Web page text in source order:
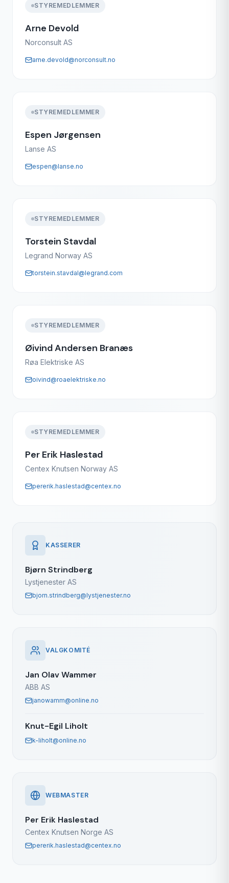
STYREMEDLEMMER
Arne Devold
Norconsult AS
arne.devold@norconsult.no
STYREMEDLEMMER
Espen Jørgensen
Lanse AS
espen@lanse.no
STYREMEDLEMMER
Torstein Stavdal
Legrand Norway AS
torstein.stavdal@legrand.com
STYREMEDLEMMER
Øivind Andersen Branæs
Røa Elektriske AS
oivind@roaelektriske.no
STYREMEDLEMMER
Per Erik Haslestad
Centex Knutsen Norway AS
pererik.haslestad@centex.no
KASSERER
Bjørn Strindberg
Lystjenester AS
bjorn.strindberg@lystjenester.no
VALGKOMITÉ
Jan Olav Wammer
ABB AS
janowamm@online.no
Knut-Egil Liholt
k-liholt@online.no
WEBMASTER
Per Erik Haslestad
Centex Knutsen Norge AS
pererik.haslestad@centex.no